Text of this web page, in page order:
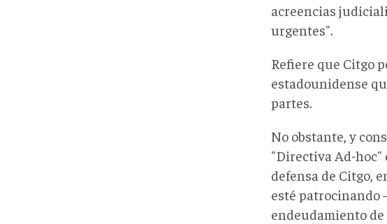
acreencias
urgentes".
Refiere que Citgo
estadounidense
partes.
No obstante, y
"Directiva Ad-hoc"
defensa de Citgo,
esté
endeudamiento